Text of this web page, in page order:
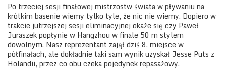
Po trzeciej sesji finałowej mistrzostw świata w pływaniu na
krótkim basenie wiemy tylko tyle, że nic nie wiemy. Dopiero w
trakcie jutrzejszej sesji eliminacyjnej okaże się czy Paweł
Juraszek popłynie w Hangzhou w finale 50 m stylem
dowolnym. Nasz reprezentant zajął dziś 8. miejsce w
półfinałach, ale dokładnie taki sam wynik uzyskał Jesse Puts z
Holandii, przez co obu czeka pojedynek repasażowy.